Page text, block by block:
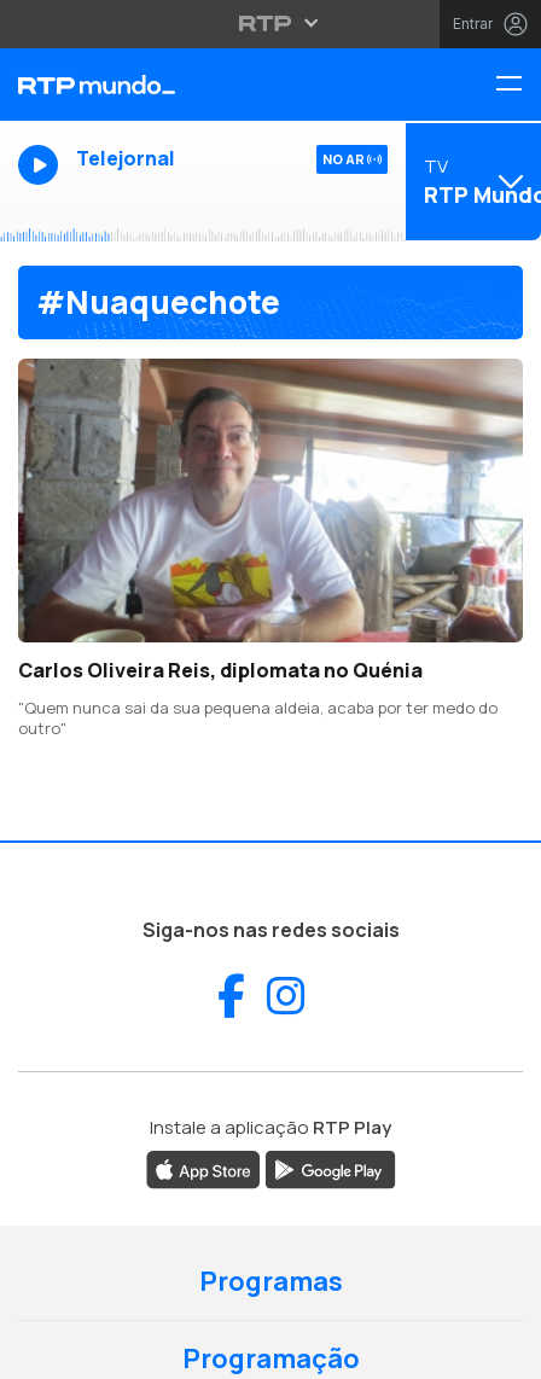
Entrar
Telejornal NO AR TV
RTP
#Nuaquechote
Carlos Oliveira Reis, diplomata no Quénia
"Quem nunca sai da sua pequena aldeia, acaba por ter medo do
outro"
Siga-nos nas redes sociais
Facebook
Instale a aplicação RTP Play
Programas
Programação